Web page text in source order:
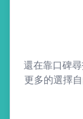
還在靠口碑
更多的選擇